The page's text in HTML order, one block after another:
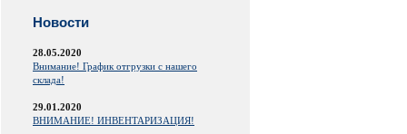
Новости
28.05.2020
Внимание! График отгрузки с нашего
склада!
29.01.2020
ВНИМАНИЕ! ИНВЕНТАРИЗАЦИЯ!